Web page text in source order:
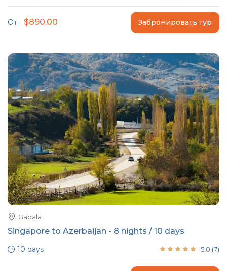
От: $890.00 Забронировать тур
Gabala
Singapore to Azerbaijan - 8 nights / 10 days
10 days 5.0 (7)